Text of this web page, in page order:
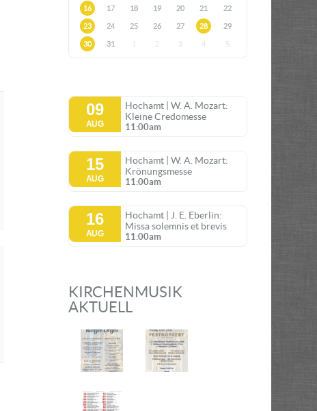
16 17 18 19 20 21 22
23 24 25 26 27 28 29
30 31 1 2 3 4 5
09
AUG
Hochamt | W. A. Mozart:
Kleine Credomesse
11:00am
15
AUG
Hochamt | W. A. Mozart:
Krönungsmesse
11:00am
16
AUG
Hochamt | J. E. Eberlin:
Missa solemnis et brevis
11:00am
KIRCHENMUSIK
AKTUELL